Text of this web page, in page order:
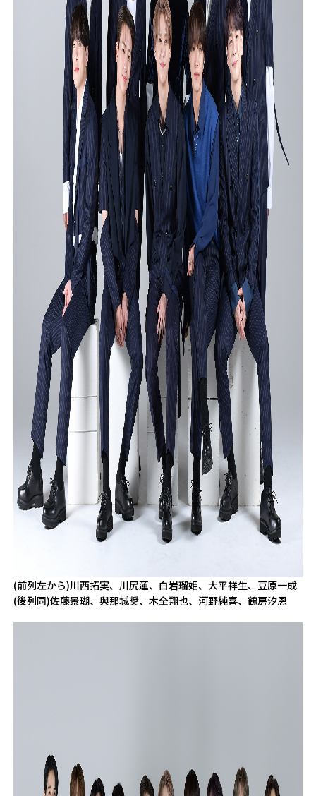
(前列左から)川西拓実、川尻蓮、白岩瑠姫、大平祥生、豆原一成
(後列同)佐藤景瑚、與那城奨、木全翔也、河野純喜、鶴房汐恩